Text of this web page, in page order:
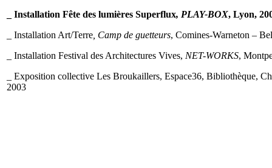
_ Installation Fête des lumières Superflux, PLAY-BOX, Lyon,
_ Installation Art/Terre , Camp de guetteurs, Comines-Warneton –
_ Installation Festival des Architectures Vives, NET-WORKS,
_ Exposition collective Les Broukaillers, Espace36, Bibliothèque,
2003